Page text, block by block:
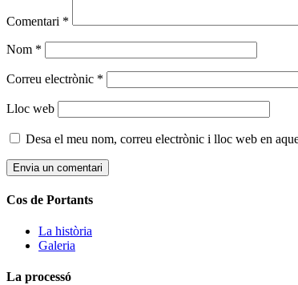
Comentari *
Nom *
Correu electrònic *
Lloc web
Desa el meu nom, correu electrònic i lloc web en
Cos de Portants
La història
Galeria
La processó